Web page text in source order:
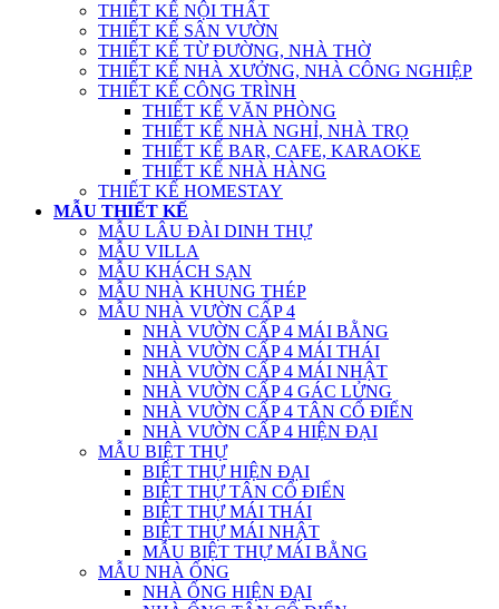
THIẾT KẾ NỘI THẤT
THIẾT KẾ SÂN VƯỜN
THIẾT KẾ TỪ ĐƯỜNG, NHÀ THỜ
THIẾT KẾ NHÀ XƯỞNG, NHÀ CÔNG NGHIỆP
THIẾT KẾ CÔNG TRÌNH
THIẾT KẾ VĂN PHÒNG
THIẾT KẾ NHÀ NGHỈ, NHÀ TRỌ
THIẾT KẾ BAR, CAFE, KARAOKE
THIẾT KẾ NHÀ HÀNG
THIẾT KẾ HOMESTAY
MẪU THIẾT KẾ
MẪU LÂU ĐÀI DINH THỰ
MẪU VILLA
MẪU KHÁCH SẠN
MẪU NHÀ KHUNG THÉP
MẪU NHÀ VƯỜN CẤP 4
NHÀ VƯỜN CẤP 4 MÁI BẰNG
NHÀ VƯỜN CẤP 4 MÁI THÁI
NHÀ VƯỜN CẤP 4 MÁI NHẬT
NHÀ VƯỜN CẤP 4 GÁC LỬNG
NHÀ VƯỜN CẤP 4 TÂN CỔ ĐIỂN
NHÀ VƯỜN CẤP 4 HIỆN ĐẠI
MẪU BIỆT THỰ
BIỆT THỰ HIỆN ĐẠI
BIỆT THỰ TÂN CỔ ĐIỂN
BIỆT THỰ MÁI THÁI
BIỆT THỰ MÁI NHẬT
MẪU BIỆT THỰ MÁI BẰNG
MẪU NHÀ ỐNG
NHÀ ỐNG HIỆN ĐẠI